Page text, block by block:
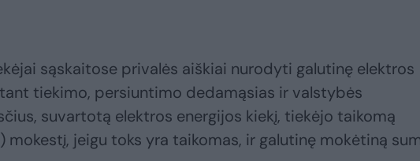
sąskaitose privalės aiškiai nurodyti galutinę elektros
tiekimo, persiuntimo dedamąsias ir valstybės
suvartotą elektros energijos kiekį, tiekėjo taikomą
mokestį, jeigu toks yra taikomas, ir galutinę mokėtiną